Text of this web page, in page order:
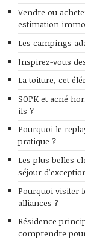
Vendre ou
estimation
Les campings
Inspirez-vous
La toiture, cet
SOPK et acné
ils ?
Pourquoi le
pratique ?
Les plus belles
séjour
Pourquoi visiter
alliances ?
Résidence
comprendre